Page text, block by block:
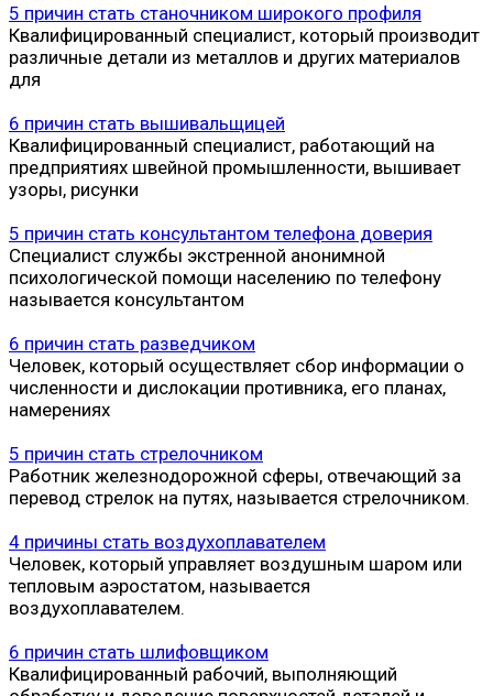
5 причин стать станочником широкого профиля
Квалифицированный специалист, который производит
различные детали из металлов и других материалов
для
6 причин стать вышивальщицей
Квалифицированный специалист, работающий на
предприятиях швейной промышленности, вышивает
узоры, рисунки
5 причин стать консультантом телефона доверия
Специалист службы экстренной анонимной
психологической помощи населению по телефону
называется консультантом
6 причин стать разведчиком
Человек, который осуществляет сбор информации о
численности и дислокации противника, его планах,
намерениях
5 причин стать стрелочником
Работник железнодорожной сферы, отвечающий за
перевод стрелок на путях, называется стрелочником.
4 причины стать воздухоплавателем
Человек, который управляет воздушным шаром или
тепловым аэростатом, называется
воздухоплавателем.
6 причин стать шлифовщиком
Квалифицированный рабочий, выполняющий